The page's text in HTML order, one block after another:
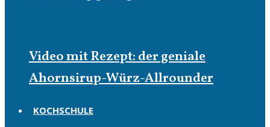
Video mit Rezept: der geniale
Ahornsirup-Würz-Allrounder
KOCHSCHULE